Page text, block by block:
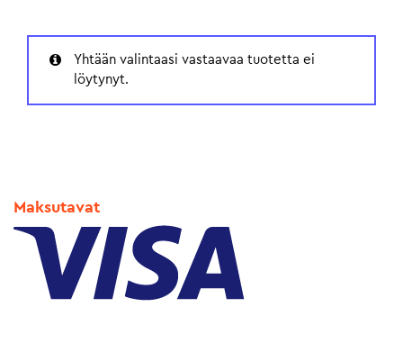
Yhtään valintaasi vastaavaa tuotetta ei
löytynyt.
Maksutavat